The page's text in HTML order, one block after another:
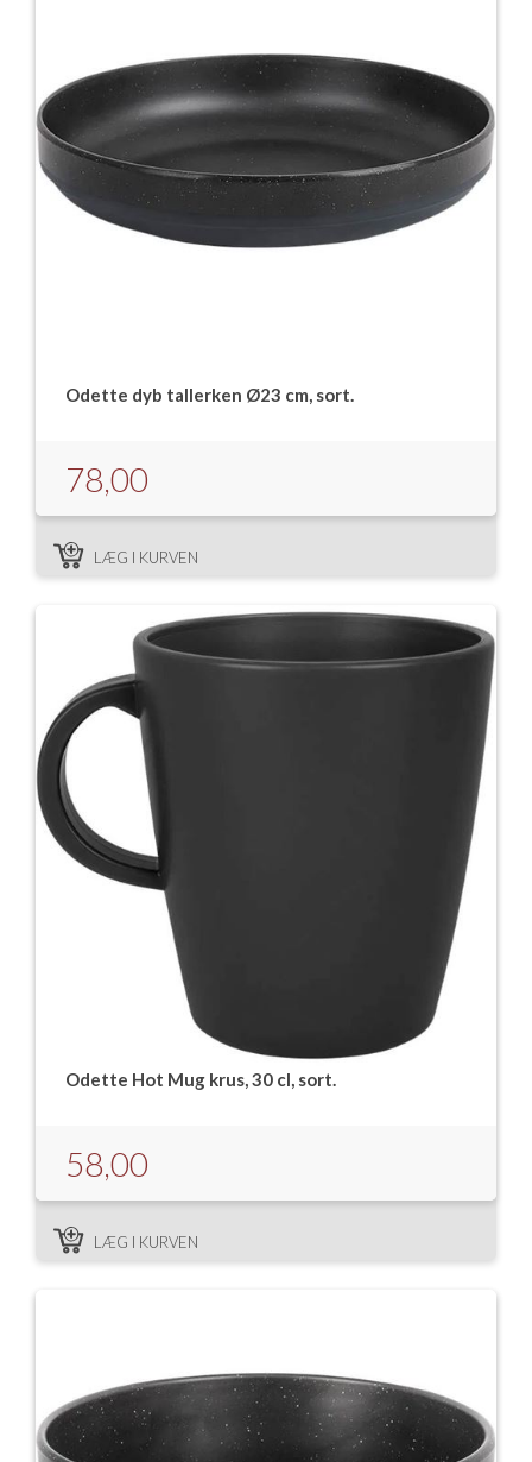
Odette dyb tallerken Ø23 cm, sort.
78,00
LÆG I KURVEN
Odette Hot Mug krus, 30 cl, sort.
58,00
LÆG I KURVEN